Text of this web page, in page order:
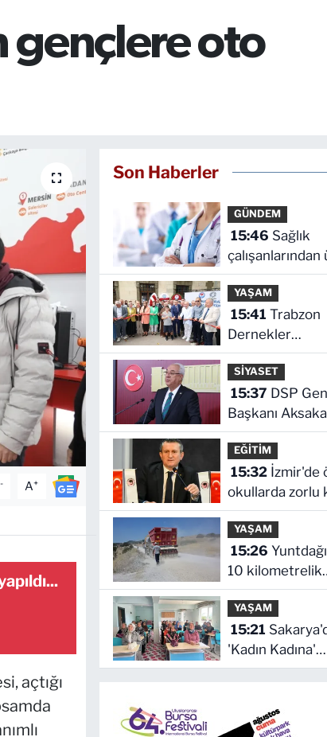
gençlere oto
- A+
açtığı
Son Haberler
GÜNDEM
15:46
çalışanlarından
ve emeklilik
çağrısı
YAŞAM
15:41 Trabzon
Dernekler
Federasyonu
açıldı
SİYASET
15:37
Başkanı
Terörün
iradesine
imzalayacağım
EĞİTİM
15:32
okullarda zorlu
dönemi!
kalktı, veli devlet
okuluna yöneldi
YAŞAM
15:26 Yuntdağı'nın
10 kilometrelik
yolunda konfor
çalışması
YAŞAM
15:21
'Kadın Kadına'
buluşmalar